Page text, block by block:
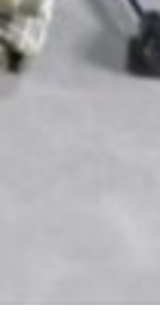
して料理